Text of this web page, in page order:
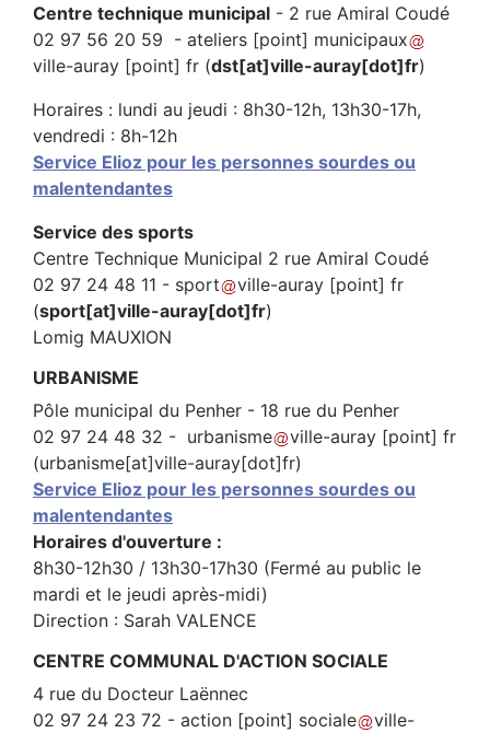
Centre technique municipal - 2 rue Amiral Coudé
02 97 56 20 59 - ateliers [point] municipaux
ville-auray [point] fr (dst[at]ville-auray[dot]fr)
Horaires : lundi au jeudi : 8h30-12h, 13h30-17h,
vendredi : 8h-12h
Service Elioz pour les personnes sourdes ou
malentendantes
Service des sports
Centre Technique Municipal 2 rue Amiral Coudé
02 97 24 48 11 - sport ville-auray [point] fr
(sport[at]ville-auray[dot]fr)
Lomig MAUXION
URBANISME
Pôle municipal du Penher - 18 rue du Penher
02 97 24 48 32 - urbanisme ville-auray [point] fr
(urbanisme[at]ville-auray[dot]fr)
Service Elioz pour les personnes sourdes ou
malentendantes
Horaires d'ouverture :
8h30-12h30 / 13h30-17h30 (Fermé au public le
mardi et le jeudi après-midi)
Direction : Sarah VALENCE
CENTRE COMMUNAL D'ACTION SOCIALE
4 rue du Docteur Laënnec
02 97 24 23 72 - action [point] sociale
ville-